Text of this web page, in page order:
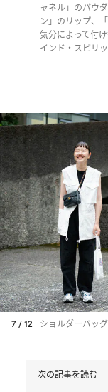
ャネル」のパウ
ン」のリップ、
気分によって付
インド・スピリ
7 / 12 ショルダーバッ
次の記事を読む